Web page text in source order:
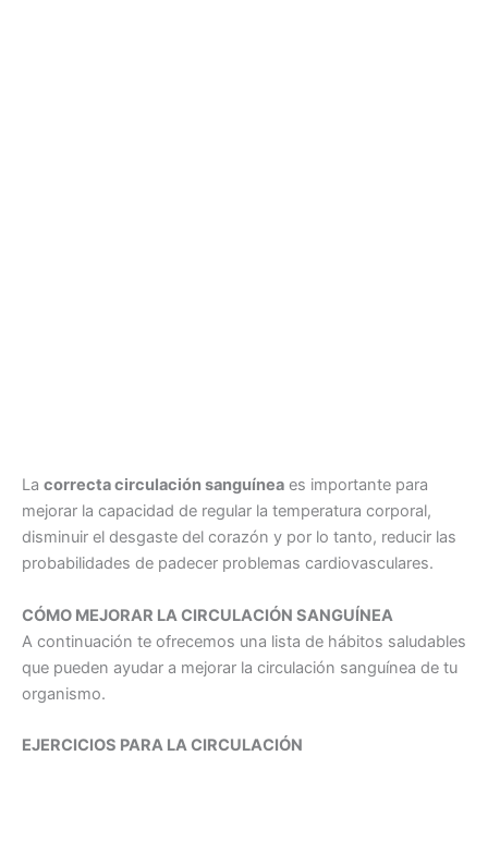
La correcta circulación sanguínea es importante para
mejorar la capacidad de regular la temperatura corporal,
disminuir el desgaste del corazón y por lo tanto, reducir las
probabilidades de padecer problemas cardiovasculares.
CÓMO MEJORAR LA CIRCULACIÓN SANGUÍNEA
A continuación te ofrecemos una lista de hábitos saludables
que pueden ayudar a mejorar la circulación sanguínea de tu
organismo.
EJERCICIOS PARA LA CIRCULACIÓN